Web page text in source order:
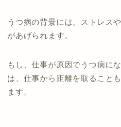
うつ病の背景には、ストレス
があげられます。
もし、仕事が原因でうつ病に
は、仕事から距離を取ること
ます。